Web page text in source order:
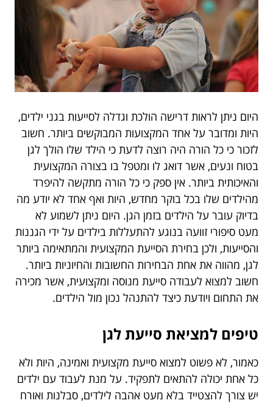
היום ניתן לראות דרישה הולכת וגדלה לסייעות בגני ילדים,
היות ומדובר על אחד המקצועות המבוקשים ביותר. חשוב
לזכור כי כל הורה היה רוצה לדעת כי הילד שלו הולך לגן
בטוח ונעים, אשר דואג לו ומטפל בו בצורה המקצועית
והאיכותית ביותר. אין ספק כי כל הורה מתקשה להיפרד
מהילדים שלו בכל בוקר מחדש, היות ואף אחד לא יודע מה
בדיוק עובר על הילדים בזמן הגן. היום ניתן לשמוע לא
מעט סיפורי זוועה בנוגע להתעללות בילדים על ידי הגננות
והסייעות, ולכן בחירת הסייעת המקצועית והמתאימה ביותר
לגן, מהווה את אחת הבחירות החשובות והחיוניות ביותר.
חשוב למצוא לעבודה סייעת מנוסה ומקצועית, אשר מכירה
את התחום ויודעת כיצד להתנהל נכון מול הילדים.
טיפים למציאת סייעת לגן
כאמור, לא פשוט למצוא סייעת מקצועית ואמינה, היות ולא
כל אחת יכולה להתאים לתפקיד. על מנת לעבוד עם ילדים
יש צורך להצטייד בלא מעט אהבה לילדים, סבלנות ואורח